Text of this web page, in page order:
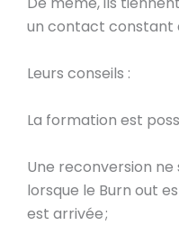
un contact constant
Leurs conseils :
La formation est
Une reconversion
lorsque le Burn out
est arrivée ;